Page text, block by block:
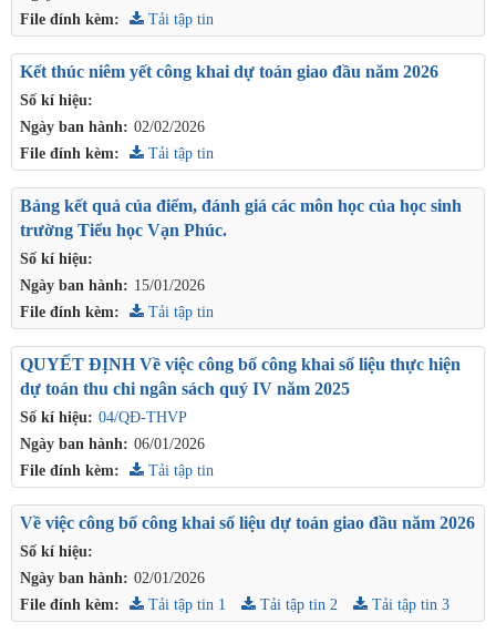
File đính kèm: Tải tập tin
Số kí hiệu:
Ngày ban hành: 02/02/2026
Kết thúc niêm yết công khai dự toán giao đầu năm 2026
File đính kèm: Tải tập tin
Số kí hiệu:
Ngày ban hành: 15/01/2026
Bảng kết quả của điểm, đánh giá các môn học của học sinh
trường Tiểu học Vạn Phúc.
File đính kèm: Tải tập tin
Số kí hiệu: 04/QĐ-THVP
Ngày ban hành: 06/01/2026
QUYẾT ĐỊNH Về việc công bố công khai số liệu thực hiện
dự toán thu chi ngân sách quý IV năm 2025
File đính kèm: Tải tập tin
Số kí hiệu:
Ngày ban hành: 02/01/2026
Về việc công bố công khai số liệu dự toán giao đầu năm 2026
File đính kèm: Tải tập tin 1 Tải tập tin 2 Tải tập tin 3